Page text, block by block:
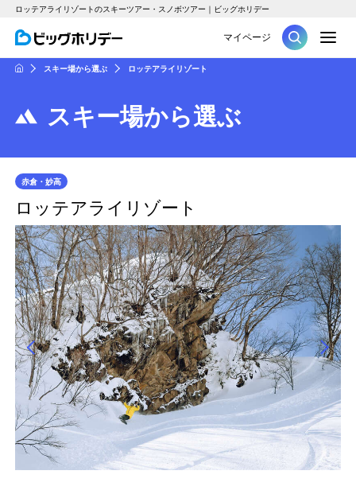
ロッテアライリゾートのスキーツアー・スノボツアー｜ビッグホリデー
ツアー
マイページ
HOMEスキー場から選ぶ ロッテアライリゾート
スキー場から選ぶ
赤倉・妙高
ロッテアライリゾート